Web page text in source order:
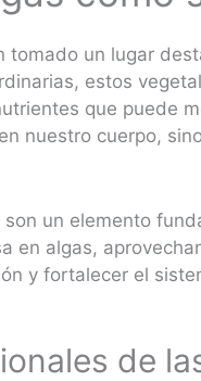
tomado un lugar
estos
que puede
nuestro cuerpo,
un elemento
en algas,
y fortalecer el
de